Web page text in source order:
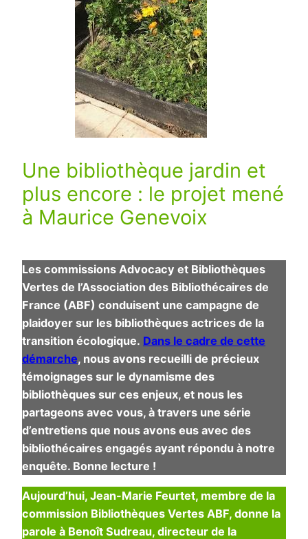
Une bibliothèque jardin et
plus encore : le projet mené
à Maurice Genevoix
Les commissions Advocacy et Bibliothèques
Vertes de l’Association des Bibliothécaires de
France (ABF) conduisent une campagne de
plaidoyer sur les bibliothèques actrices de la
transition écologique. Dans le cadre de cette
démarche, nous avons recueilli de précieux
témoignages sur le dynamisme des
bibliothèques sur ces enjeux, et nous les
partageons avec vous, à travers une série
d’entretiens que nous avons eus avec des
bibliothécaires engagés ayant répondu à notre
enquête. Bonne lecture !
Aujourd’hui, Jean-Marie Feurtet, membre de la
commission Bibliothèques Vertes ABF, donne la
parole à Benoît Sudreau, directeur de la